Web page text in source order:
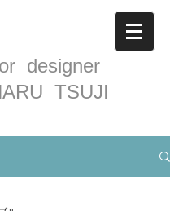
designer
TSUJI